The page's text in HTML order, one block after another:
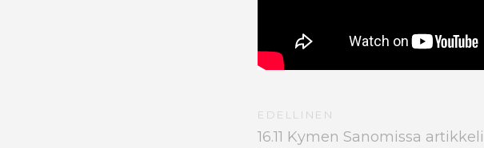
EDELLINEN
16.11 Kymen Sanomissa artikkeli